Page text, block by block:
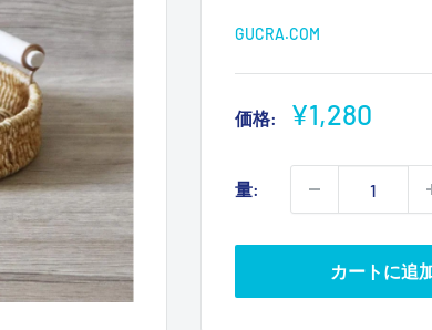
GUCRA.COM
価格:
販
価
格
¥1,280
量:
カートに追